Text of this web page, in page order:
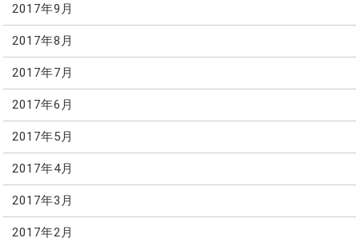
2017年9月
2017年8月
2017年7月
2017年6月
2017年5月
2017年4月
2017年3月
2017年2月